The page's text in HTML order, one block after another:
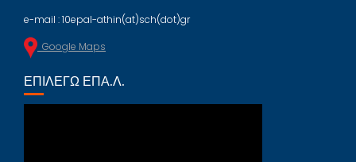
e-mail : 10epal-athin(at)sch(dot)gr
Google Maps
ΕΠΙΛΈΓΩ ΕΠΑ.Λ.